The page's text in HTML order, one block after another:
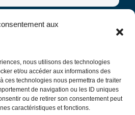
aux
nous utilisons des technologies
et/ou accéder aux informations des
ces technologies nous permettra de traiter
de navigation ou les ID uniques
ou de retirer son consentement peut
caractéristiques et fonctions.